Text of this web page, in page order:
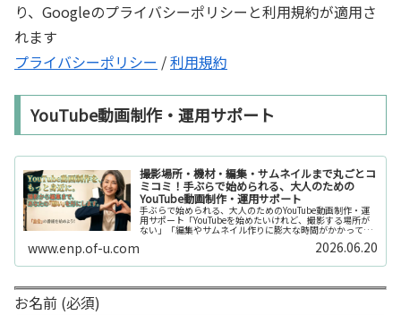
り、Googleのプライバシーポリシーと利用規約が適用さ
れます
プライバシーポリシー /利用規約
YouTube動画制作・運用サポート
撮影場所・機材・編集・サムネイルまで丸ごとコ
ミコミ！手ぶらで始められる、大人のための
YouTube動画制作・運用サポート
手ぶらで始められる、大人のためのYouTube動画制作・運
用サポート「YouTubeを始めたいけれど、撮影する場所が
ない」「編集やサムネイル作りに膨大な時間がかかって長
続きしない」「機材を揃えるだけで何万円もかかってしま
www.enp.of-u.com 2026.06.20
お名前 (必須)